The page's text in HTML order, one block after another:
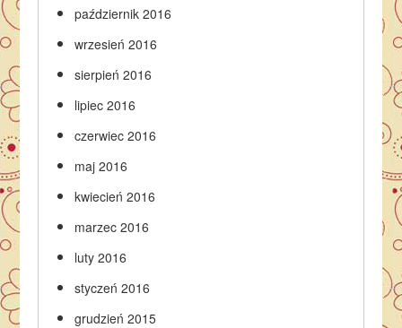
październik 2016
wrzesień 2016
sierpień 2016
lipiec 2016
czerwiec 2016
maj 2016
kwiecień 2016
marzec 2016
luty 2016
styczeń 2016
grudzień 2015